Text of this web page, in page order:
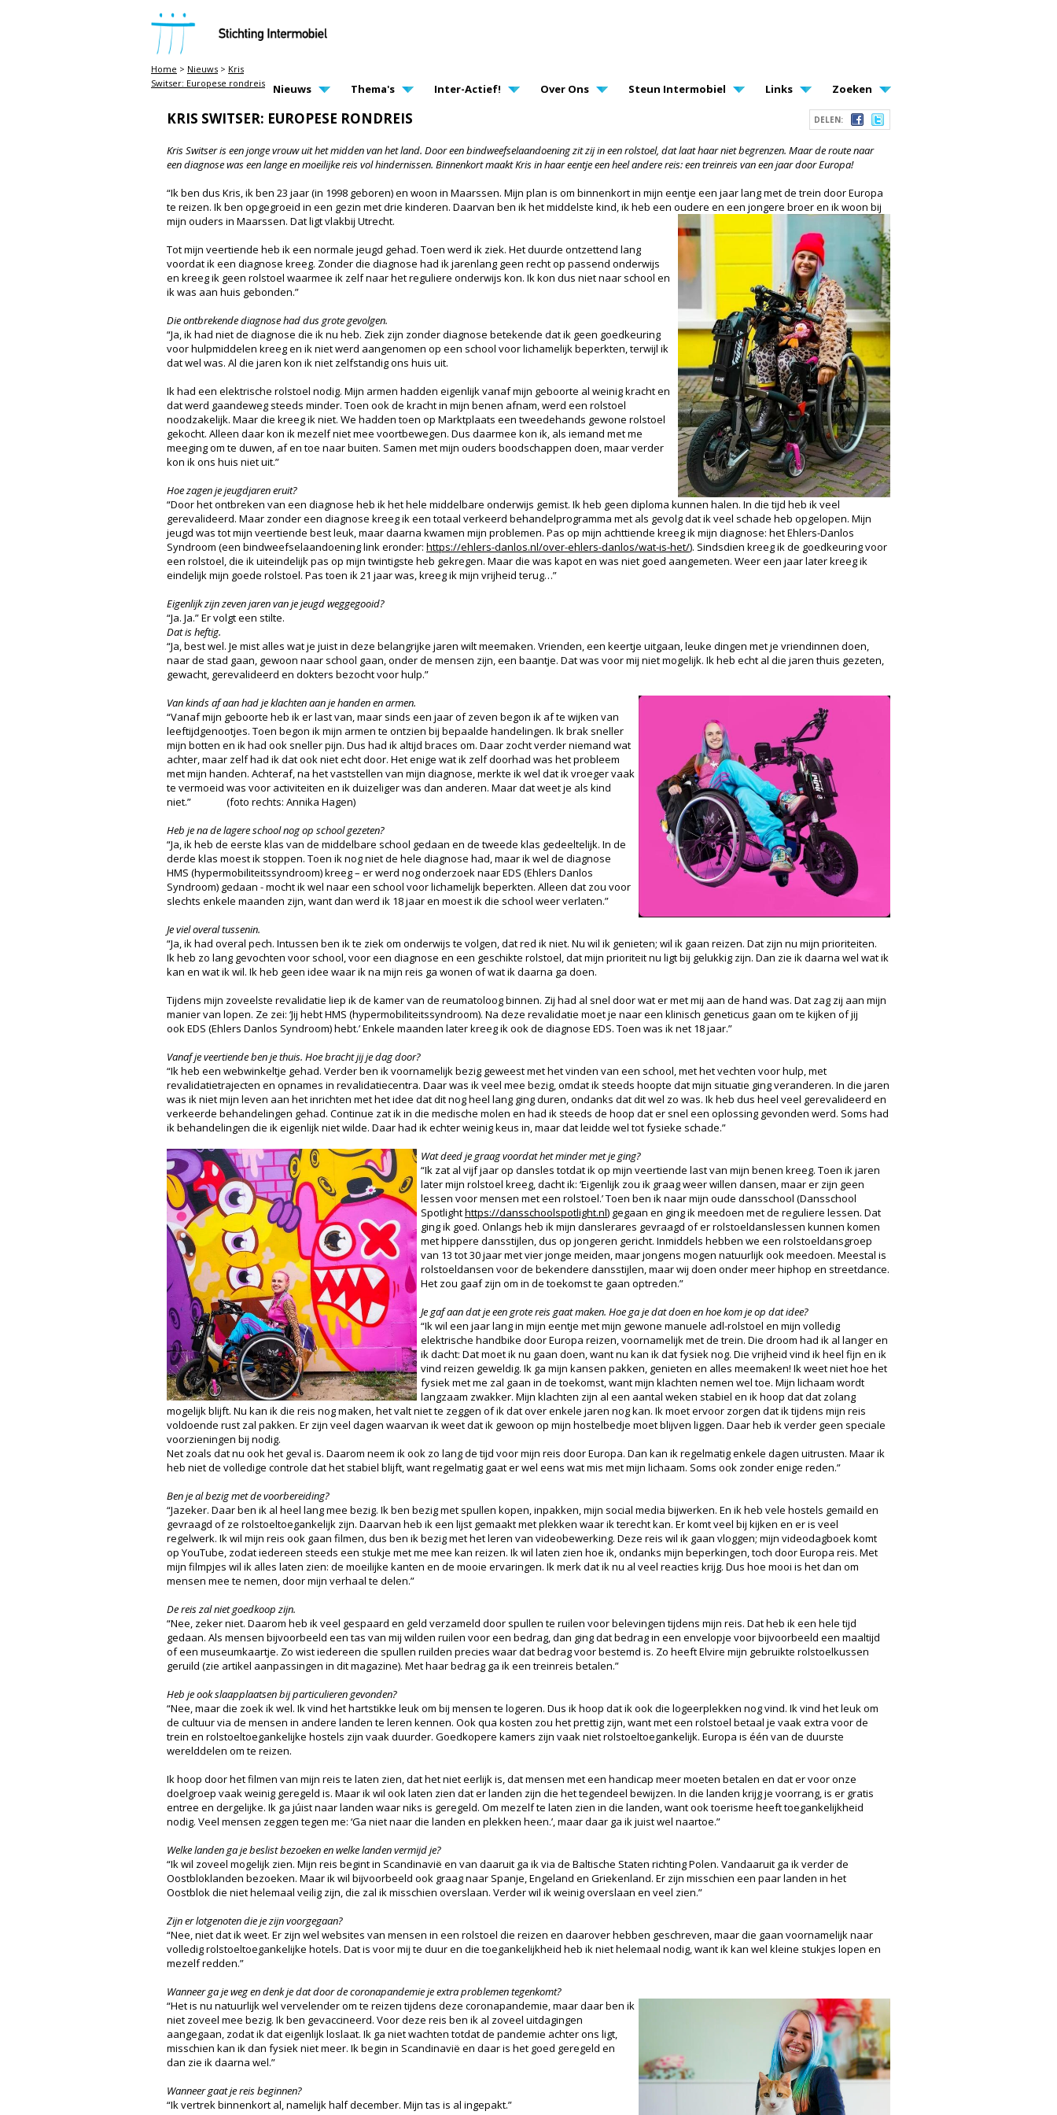
STICHTING INTERMOBIEL
MAIN PAGE NAVIGATION
Nieuws Thema's Inter-Actief! Over Ons Steun Intermobiel Links Zoeken
Home > Nieuws > Kris
Switser: Europese rondreis
DELEN:
KRIS SWITSER: EUROPESE RONDREIS
Kris Switser is een jonge vrouw uit het midden van het land. Door een bindweefselaandoening zit zij in een rolstoel, dat laat haar niet begrenzen. Maar de route naar
een diagnose was een lange en moeilijke reis vol hindernissen. Binnenkort maakt Kris in haar eentje een heel andere reis: een treinreis van een jaar door Europa!
“Ik ben dus Kris, ik ben 23 jaar (in 1998 geboren) en woon in Maarssen. Mijn plan is om binnenkort in mijn eentje een jaar lang met de trein door Europa
te reizen. Ik ben opgegroeid in een gezin met drie kinderen. Daarvan ben ik het middelste kind, ik heb een oudere en een jongere broer en ik woon bij
mijn ouders in Maarssen. Dat ligt vlakbij Utrecht.
Tot mijn veertiende heb ik een normale jeugd gehad. Toen werd ik ziek. Het duurde ontzettend lang
voordat ik een diagnose kreeg. Zonder die diagnose had ik jarenlang geen recht op passend onderwijs
en kreeg ik geen rolstoel waarmee ik zelf naar het reguliere onderwijs kon. Ik kon dus niet naar school en
ik was aan huis gebonden.”
Die ontbrekende diagnose had dus grote gevolgen.
“Ja, ik had niet de diagnose die ik nu heb. Ziek zijn zonder diagnose betekende dat ik geen goedkeuring
voor hulpmiddelen kreeg en ik niet werd aangenomen op een school voor lichamelijk beperkten, terwijl ik
dat wel was. Al die jaren kon ik niet zelfstandig ons huis uit.
Ik had een elektrische rolstoel nodig. Mijn armen hadden eigenlijk vanaf mijn geboorte al weinig kracht en
dat werd gaandeweg steeds minder. Toen ook de kracht in mijn benen afnam, werd een rolstoel
noodzakelijk. Maar die kreeg ik niet. We hadden toen op Marktplaats een tweedehands gewone rolstoel
gekocht. Alleen daar kon ik mezelf niet mee voortbewegen. Dus daarmee kon ik, als iemand met me
meeging om te duwen, af en toe naar buiten. Samen met mijn ouders boodschappen doen, maar verder
kon ik ons huis niet uit.”
Hoe zagen je jeugdjaren eruit?
“Door het ontbreken van een diagnose heb ik het hele middelbare onderwijs gemist. Ik heb geen diploma kunnen halen. In die tijd heb ik veel
gerevalideerd. Maar zonder een diagnose kreeg ik een totaal verkeerd behandelprogramma met als gevolg dat ik veel schade heb opgelopen. Mijn
jeugd was tot mijn veertiende best leuk, maar daarna kwamen mijn problemen. Pas op mijn achttiende kreeg ik mijn diagnose: het Ehlers-Danlos
Syndroom (een bindweefselaandoening link eronder: https://ehlers-danlos.nl/over-ehlers-danlos/wat-is-het/). Sindsdien kreeg ik de goedkeuring voor
een rolstoel, die ik uiteindelijk pas op mijn twintigste heb gekregen. Maar die was kapot en was niet goed aangemeten. Weer een jaar later kreeg ik
eindelijk mijn goede rolstoel. Pas toen ik 21 jaar was, kreeg ik mijn vrijheid terug…”
Eigenlijk zijn zeven jaren van je jeugd weggegooid?
“Ja. Ja.” Er volgt een stilte.
Dat is heftig.
“Ja, best wel. Je mist alles wat je juist in deze belangrijke jaren wilt meemaken. Vrienden, een keertje uitgaan, leuke dingen met je vriendinnen doen,
naar de stad gaan, gewoon naar school gaan, onder de mensen zijn, een baantje. Dat was voor mij niet mogelijk. Ik heb echt al die jaren thuis gezeten,
gewacht, gerevalideerd en dokters bezocht voor hulp.”
Van kinds af aan had je klachten aan je handen en armen.
“Vanaf mijn geboorte heb ik er last van, maar sinds een jaar of zeven begon ik af te wijken van
leeftijdgenootjes. Toen begon ik mijn armen te ontzien bij bepaalde handelingen. Ik brak sneller
mijn botten en ik had ook sneller pijn. Dus had ik altijd braces om. Daar zocht verder niemand wat
achter, maar zelf had ik dat ook niet echt door. Het enige wat ik zelf doorhad was het probleem
met mijn handen. Achteraf, na het vaststellen van mijn diagnose, merkte ik wel dat ik vroeger vaak
te vermoeid was voor activiteiten en ik duizeliger was dan anderen. Maar dat weet je als kind
niet.” (foto rechts: Annika Hagen)
Heb je na de lagere school nog op school gezeten?
“Ja, ik heb de eerste klas van de middelbare school gedaan en de tweede klas gedeeltelijk. In de
derde klas moest ik stoppen. Toen ik nog niet de hele diagnose had, maar ik wel de diagnose
HMS (hypermobiliteitssyndroom) kreeg – er werd nog onderzoek naar EDS (Ehlers Danlos
Syndroom) gedaan - mocht ik wel naar een school voor lichamelijk beperkten. Alleen dat zou voor
slechts enkele maanden zijn, want dan werd ik 18 jaar en moest ik die school weer verlaten.”
Je viel overal tussenin.
“Ja, ik had overal pech. Intussen ben ik te ziek om onderwijs te volgen, dat red ik niet. Nu wil ik genieten; wil ik gaan reizen. Dat zijn nu mijn prioriteiten.
Ik heb zo lang gevochten voor school, voor een diagnose en een geschikte rolstoel, dat mijn prioriteit nu ligt bij gelukkig zijn. Dan zie ik daarna wel wat ik
kan en wat ik wil. Ik heb geen idee waar ik na mijn reis ga wonen of wat ik daarna ga doen.
Tijdens mijn zoveelste revalidatie liep ik de kamer van de reumatoloog binnen. Zij had al snel door wat er met mij aan de hand was. Dat zag zij aan mijn
manier van lopen. Ze zei: ‘Jij hebt HMS (hypermobiliteitssyndroom). Na deze revalidatie moet je naar een klinisch geneticus gaan om te kijken of jij
ook EDS (Ehlers Danlos Syndroom) hebt.’ Enkele maanden later kreeg ik ook de diagnose EDS. Toen was ik net 18 jaar.”
Vanaf je veertiende ben je thuis. Hoe bracht jij je dag door?
“Ik heb een webwinkeltje gehad. Verder ben ik voornamelijk bezig geweest met het vinden van een school, met het vechten voor hulp, met
revalidatietrajecten en opnames in revalidatiecentra. Daar was ik veel mee bezig, omdat ik steeds hoopte dat mijn situatie ging veranderen. In die jaren
was ik niet mijn leven aan het inrichten met het idee dat dit nog heel lang ging duren, ondanks dat dit wel zo was. Ik heb dus heel veel gerevalideerd en
verkeerde behandelingen gehad. Continue zat ik in die medische molen en had ik steeds de hoop dat er snel een oplossing gevonden werd. Soms had
ik behandelingen die ik eigenlijk niet wilde. Daar had ik echter weinig keus in, maar dat leidde wel tot fysieke schade.”
Wat deed je graag voordat het minder met je ging?
“Ik zat al vijf jaar op dansles totdat ik op mijn veertiende last van mijn benen kreeg. Toen ik jaren
later mijn rolstoel kreeg, dacht ik: ‘Eigenlijk zou ik graag weer willen dansen, maar er zijn geen
lessen voor mensen met een rolstoel.’ Toen ben ik naar mijn oude dansschool (Dansschool
Spotlighthttps://dansschoolspotlight.nl) gegaan en ging ik meedoen met de reguliere lessen. Dat
ging ik goed. Onlangs heb ik mijn danslerares gevraagd of er rolstoeldanslessen kunnen komen
met hippere dansstijlen, dus op jongeren gericht. Inmiddels hebben we een rolstoeldansgroep
van 13 tot 30 jaar met vier jonge meiden, maar jongens mogen natuurlijk ook meedoen. Meestal is
rolstoeldansen voor de bekendere dansstijlen, maar wij doen onder meer hiphop en streetdance.
Het zou gaaf zijn om in de toekomst te gaan optreden.”
Je gaf aan dat je een grote reis gaat maken. Hoe ga je dat doen en hoe kom je op dat idee?
“Ik wil een jaar lang in mijn eentje met mijn gewone manuele adl-rolstoel en mijn volledig
elektrische handbike door Europa reizen, voornamelijk met de trein. Die droom had ik al langer en
ik dacht: Dat moet ik nu gaan doen, want nu kan ik dat fysiek nog. Die vrijheid vind ik heel fijn en ik
vind reizen geweldig. Ik ga mijn kansen pakken, genieten en alles meemaken! Ik weet niet hoe het
fysiek met me zal gaan in de toekomst, want mijn klachten nemen wel toe. Mijn lichaam wordt
langzaam zwakker. Mijn klachten zijn al een aantal weken stabiel en ik hoop dat dat zolang
mogelijk blijft. Nu kan ik die reis nog maken, het valt niet te zeggen of ik dat over enkele jaren nog kan. Ik moet ervoor zorgen dat ik tijdens mijn reis
voldoende rust zal pakken. Er zijn veel dagen waarvan ik weet dat ik gewoon op mijn hostelbedje moet blijven liggen. Daar heb ik verder geen speciale
voorzieningen bij nodig.
Net zoals dat nu ook het geval is. Daarom neem ik ook zo lang de tijd voor mijn reis door Europa. Dan kan ik regelmatig enkele dagen uitrusten. Maar ik
heb niet de volledige controle dat het stabiel blijft, want regelmatig gaat er wel eens wat mis met mijn lichaam. Soms ook zonder enige reden.”
Ben je al bezig met de voorbereiding?
“Jazeker. Daar ben ik al heel lang mee bezig. Ik ben bezig met spullen kopen, inpakken, mijn social media bijwerken. En ik heb vele hostels gemaild en
gevraagd of ze rolstoeltoegankelijk zijn. Daarvan heb ik een lijst gemaakt met plekken waar ik terecht kan. Er komt veel bij kijken en er is veel
regelwerk. Ik wil mijn reis ook gaan filmen, dus ben ik bezig met het leren van videobewerking. Deze reis wil ik gaan vloggen; mijn videodagboek komt
op YouTube, zodat iedereen steeds een stukje met me mee kan reizen. Ik wil laten zien hoe ik, ondanks mijn beperkingen, toch door Europa reis. Met
mijn filmpjes wil ik alles laten zien: de moeilijke kanten en de mooie ervaringen. Ik merk dat ik nu al veel reacties krijg. Dus hoe mooi is het dan om
mensen mee te nemen, door mijn verhaal te delen.”
De reis zal niet goedkoop zijn.
“Nee, zeker niet. Daarom heb ik veel gespaard en geld verzameld door spullen te ruilen voor belevingen tijdens mijn reis. Dat heb ik een hele tijd
gedaan. Als mensen bijvoorbeeld een tas van mij wilden ruilen voor een bedrag, dan ging dat bedrag in een envelopje voor bijvoorbeeld een maaltijd
of een museumkaartje. Zo wist iedereen die spullen ruilden precies waar dat bedrag voor bestemd is. Zo heeft Elvire mijn gebruikte rolstoelkussen
geruild (zie artikel aanpassingen in dit magazine). Met haar bedrag ga ik een treinreis betalen.”
Heb je ook slaapplaatsen bij particulieren gevonden?
“Nee, maar die zoek ik wel. Ik vind het hartstikke leuk om bij mensen te logeren. Dus ik hoop dat ik ook die logeerplekken nog vind. Ik vind het leuk om
de cultuur via de mensen in andere landen te leren kennen. Ook qua kosten zou het prettig zijn, want met een rolstoel betaal je vaak extra voor de
trein en rolstoeltoegankelijke hostels zijn vaak duurder. Goedkopere kamers zijn vaak niet rolstoeltoegankelijk. Europa is één van de duurste
werelddelen om te reizen.
Ik hoop door het filmen van mijn reis te laten zien, dat het niet eerlijk is, dat mensen met een handicap meer moeten betalen en dat er voor onze
doelgroep vaak weinig geregeld is. Maar ik wil ook laten zien dat er landen zijn die het tegendeel bewijzen. In die landen krijg je voorrang, is er gratis
entree en dergelijke. Ik ga júist naar landen waar niks is geregeld. Om mezelf te laten zien in die landen, want ook toerisme heeft toegankelijkheid
nodig. Veel mensen zeggen tegen me: ‘Ga niet naar die landen en plekken heen.’, maar daar ga ik juist wel naartoe.”
Welke landen ga je beslist bezoeken en welke landen vermijd je?
“Ik wil zoveel mogelijk zien. Mijn reis begint in Scandinavië en van daaruit ga ik via de Baltische Staten richting Polen. Vandaaruit ga ik verder de
Oostbloklanden bezoeken. Maar ik wil bijvoorbeeld ook graag naar Spanje, Engeland en Griekenland. Er zijn misschien een paar landen in het
Oostblok die niet helemaal veilig zijn, die zal ik misschien overslaan. Verder wil ik weinig overslaan en veel zien.”
Zijn er lotgenoten die je zijn voorgegaan?
“Nee, niet dat ik weet. Er zijn wel websites van mensen in een rolstoel die reizen en daarover hebben geschreven, maar die gaan voornamelijk naar
volledig rolstoeltoegankelijke hotels. Dat is voor mij te duur en die toegankelijkheid heb ik niet helemaal nodig, want ik kan wel kleine stukjes lopen en
mezelf redden.”
Wanneer ga je weg en denk je dat door de coronapandemie je extra problemen tegenkomt?
“Het is nu natuurlijk wel vervelender om te reizen tijdens deze coronapandemie, maar daar ben ik
niet zoveel mee bezig. Ik ben gevaccineerd. Voor deze reis ben ik al zoveel uitdagingen
aangegaan, zodat ik dat eigenlijk loslaat. Ik ga niet wachten totdat de pandemie achter ons ligt,
misschien kan ik dan fysiek niet meer. Ik begin in Scandinavië en daar is het goed geregeld en
dan zie ik daarna wel.”
Wanneer gaat je reis beginnen?
“Ik vertrek binnenkort al, namelijk half december. Mijn tas is al ingepakt.”